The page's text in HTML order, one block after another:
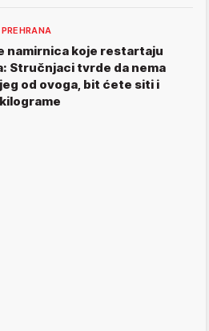
namirnica koje restartaju
Stručnjaci tvrde da nema
od ovoga, bit ćete siti i